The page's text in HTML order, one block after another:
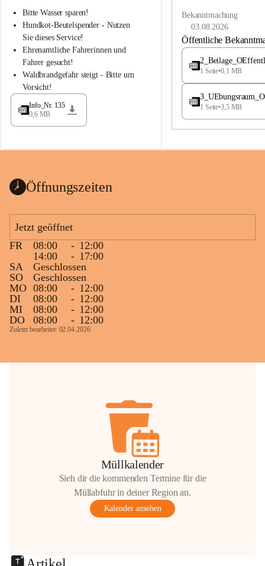
h
a
d
l
a
Bitte Wasser sparen!
Hundkot-Beutelspender - Nutzen
Sie dieses Service!
Ehrenamtliche Fahrerinnen und
Fahrer gesucht!
Waldbrandgefahr steigt - Bitte um
Vorsicht!
Info_Nr. 135
0,6 MB
e
a
Bekanntmachung
03.08.2026
Öffentliche
1 Seite•0,1 MB
1 Seite•3,5 MB
Öffnungszeiten
Jetzt geöffnet
FR
08:00 - 12:00
14:00
- 17:00
SA
Geschlossen
SO
Geschlossen
MO 08:00 - 12:00
DI
08:00 - 12:00
MI
08:00 - 12:00
DO
08:00 - 12:00
Zuletzt bearbeitet: 02.04.2026
Müllkalender
Sieh dir die kommenden Termine für die
Müllabfuhr in deiner Region an.
Kalender ansehen